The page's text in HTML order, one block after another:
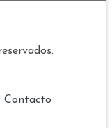
Contacto